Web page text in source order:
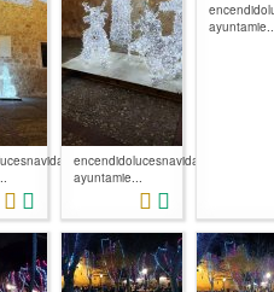
encendidolucesnavidad2022-
ayuntamie...